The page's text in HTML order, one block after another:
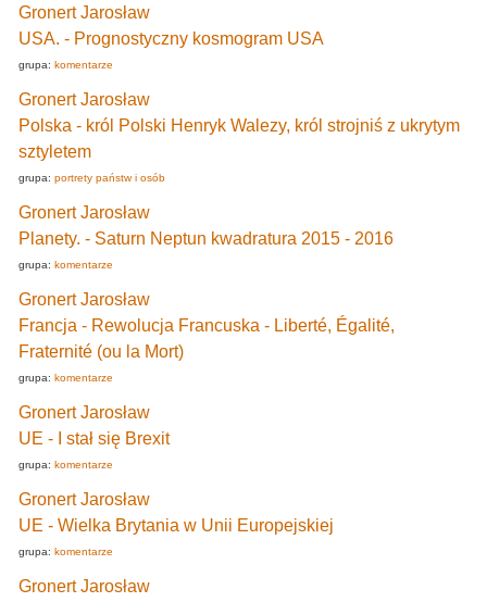
Gronert Jarosław
USA. - Prognostyczny kosmogram USA
grupa: komentarze
Gronert Jarosław
Polska - król Polski Henryk Walezy, król strojniś z ukrytym
sztyletem
grupa: portrety państw i osób
Gronert Jarosław
Planety. - Saturn Neptun kwadratura 2015 - 2016
grupa: komentarze
Gronert Jarosław
Francja - Rewolucja Francuska - Liberté, Égalité,
Fraternité (ou la Mort)
grupa: komentarze
Gronert Jarosław
UE - I stał się Brexit
grupa: komentarze
Gronert Jarosław
UE - Wielka Brytania w Unii Europejskiej
grupa: komentarze
Gronert Jarosław